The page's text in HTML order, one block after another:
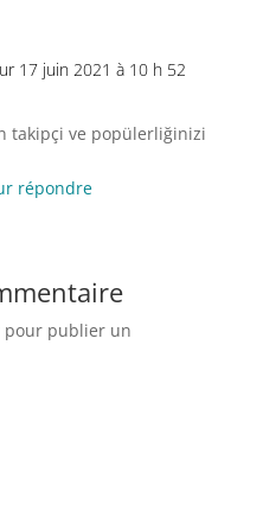
17 juin 2021 à 10 h 52
takipçi ve popülerliğinizi
répondre
pour publier un